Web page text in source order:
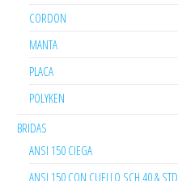
CORDON
MANTA
PLACA
POLYKEN
BRIDAS
ANSI 150 CIEGA
ANSI 150 CON CUELLO SCH 40 & STD